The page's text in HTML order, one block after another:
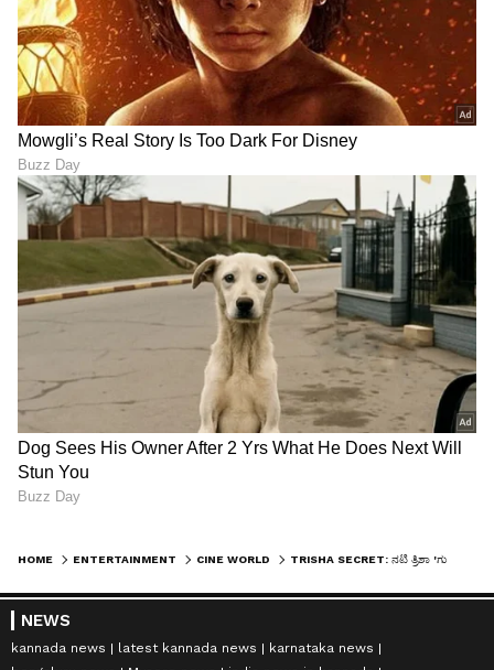
HOME ENTERTAINMENT CINE WORLD
NEWS
kannada news latest kannada news
karnataka news